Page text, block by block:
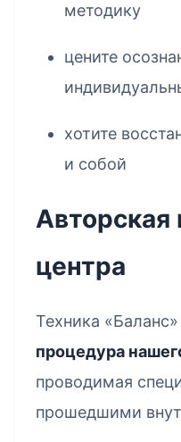
методику
цените
хотите
и собой
Авторская
центра
Техника
процедура
проводимая
прошедшими